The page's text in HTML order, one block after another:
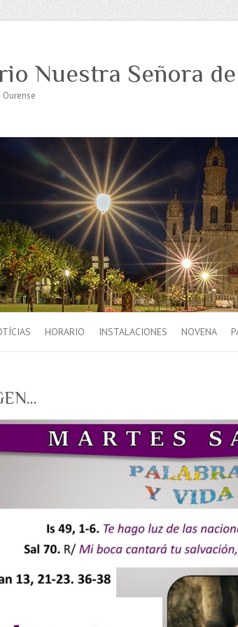
Nuestra Señora
HORARIO INSTALACIONES NOVENA